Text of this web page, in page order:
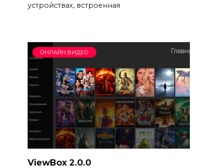
устройствах, встроенная
ОНЛАЙН ВИДЕО
ViewBox 2.0.0